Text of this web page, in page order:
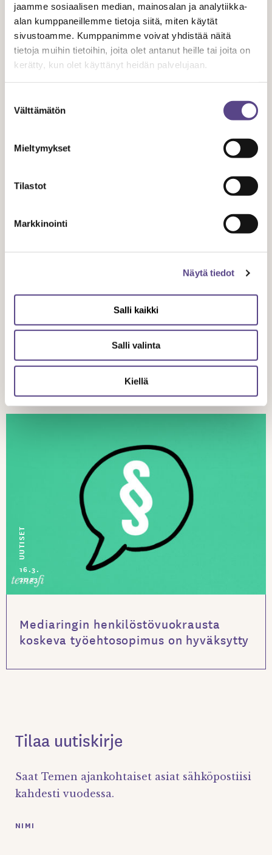
jaamme sosiaalisen median, mainosalan ja analytiikka-
alan kumppaneillemme tietoja siitä, miten käytät
sivustoamme. Kumppanimme voivat yhdistää näitä
tietoja muihin tietoihin, joita olet antanut heille tai joita on
kerätty, kun olet käyttänyt heidän palvelujaan.
valinta
Välttämätön
Mieltymykset
Tilastot
Markkinointi
Näytä tiedot
Salli kaikki
Salli valinta
Kiellä
1.6.
2021
Mitta on täysi! Kulttuuri- ja tapahtuma-
Liity Temen kannatusjäseneksi
UUTISET
16.3.
2023
Mediaringin henkilöstövuokrausta
koskeva työehtosopimus on hyväksytty
Tilaa uutiskirje
Saat Temen ajankohtaiset asiat sähköpostiisi
kahdesti vuodessa.
NIMI